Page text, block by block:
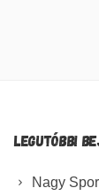
LEGUTÓBBI
Nagy